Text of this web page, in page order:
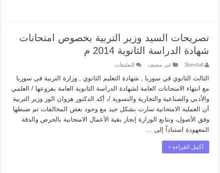
تصريحات السيد وزير التربية بخصوص امتحانات
شهادة الدراسة الثانوية 2014 م
3lom4all غير مصنف التعليقات
السيد
وزير
التربية
بخصوص
امتحانات
شهادة
الدراسة
الثانوية
الثالث الثانوي في سوريا , شهادة التعليم الثانوي , وزارة التربية في سوريا
مع انتهاء الامتحانات العامة لشهادة الدراسة الثانوية العامة بفروعها / العلمي
والأدبي والصناعية والتجارية والنسوية /، أكد الدكتور هزوان الوز وزير التربية
أن العملية الامتحانية سارت بشكل جيد مع وجود بعض المخالفات تم ضبطها
وفق الأصول، وتتابع الوزارة إنجاز بقية الأعمال الامتحانية بالحرص والدقة
المعهودة استناداً إلى …
أكمل القراءة »